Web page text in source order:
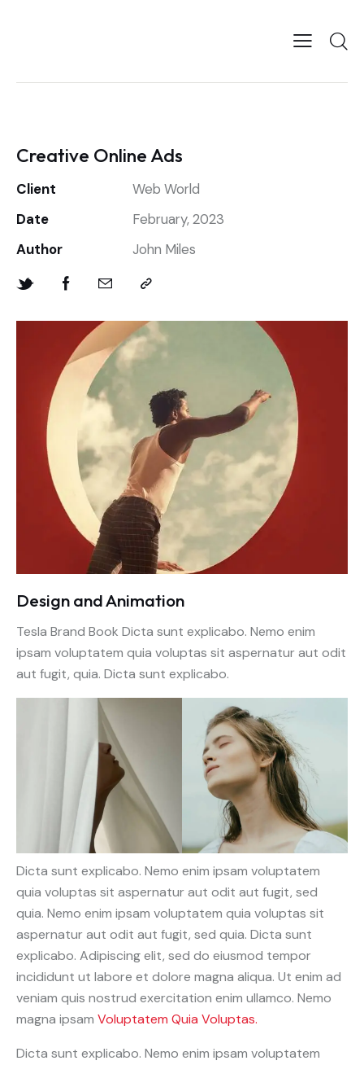
Creative Online Ads
Client
Web World
Date
February, 2023
Author
John Miles
Design and Animation
Tesla Brand Book Dicta sunt explicabo. Nemo enim
ipsam voluptatem quia voluptas sit aspernatur aut odit
aut fugit, quia. Dicta sunt explicabo.
Dicta sunt explicabo. Nemo enim ipsam voluptatem
quia voluptas sit aspernatur aut odit aut fugit, sed
quia. Nemo enim ipsam voluptatem quia voluptas sit
aspernatur aut odit aut fugit, sed quia. Dicta sunt
explicabo. Adipiscing elit, sed do eiusmod tempor
incididunt ut labore et dolore magna aliqua. Ut enim ad
veniam quis nostrud exercitation enim ullamco. Nemo
magna ipsam Voluptatem Quia Voluptas.
Dicta sunt explicabo. Nemo enim ipsam voluptatem